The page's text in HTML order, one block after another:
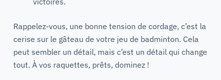
Rappelez-vous, une bonne tension de cordage, c’est la
cerise sur le gâteau de votre jeu de badminton. Cela
peut sembler un détail, mais c’est un détail qui change
tout. À vos raquettes, prêts, dominez !